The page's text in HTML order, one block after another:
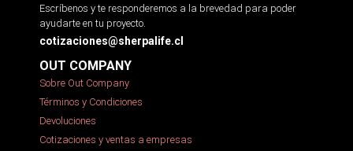
Escríbenos y te responderemos a la brevedad para poder
ayudarte en tu proyecto.
cotizaciones@sherpalife.cl
OUT COMPANY
Sobre Out Company
Términos y Condiciones
Devoluciones
Cotizaciones y ventas a empresas